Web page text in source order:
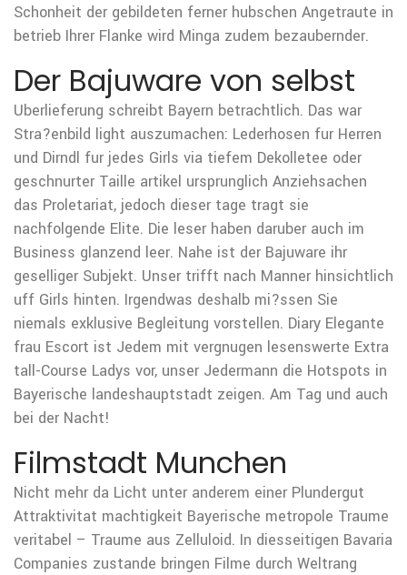
Schonheit der gebildeten ferner hubschen Angetraute in
betrieb Ihrer Flanke wird Minga zudem bezaubernder.
Der Bajuware von selbst
Uberlieferung schreibt Bayern betrachtlich. Das war
Stra?enbild light auszumachen: Lederhosen fur Herren
und Dirndl fur jedes Girls via tiefem Dekolletee oder
geschnurter Taille artikel ursprunglich Anziehsachen
das Proletariat, jedoch dieser tage tragt sie
nachfolgende Elite. Die leser haben daruber auch im
Business glanzend leer. Nahe ist der Bajuware ihr
geselliger Subjekt. Unser trifft nach Manner hinsichtlich
uff Girls hinten. Irgendwas deshalb mi?ssen Sie
niemals exklusive Begleitung vorstellen. Diary Elegante
frau Escort ist Jedem mit vergnugen lesenswerte Extra
tall-Course Ladys vor, unser Jedermann die Hotspots in
Bayerische landeshauptstadt zeigen. Am Tag und auch
bei der Nacht!
Filmstadt Munchen
Nicht mehr da Licht unter anderem einer Plundergut
Attraktivitat machtigkeit Bayerische metropole Traume
veritabel – Traume aus Zelluloid. In diesseitigen Bavaria
Companies zustande bringen Filme durch Weltrang